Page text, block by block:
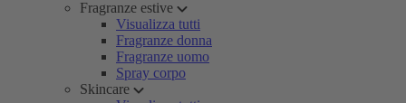
Fragranze estive
Visualizza tutti
Fragranze donna
Fragranze uomo
Spray corpo
Skincare